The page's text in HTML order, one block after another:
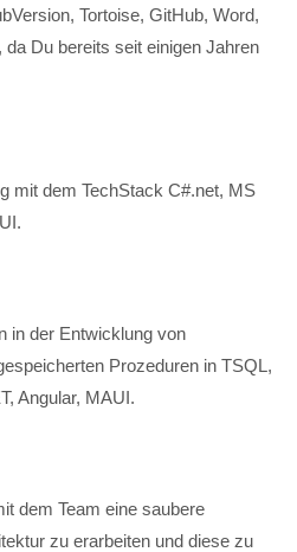
Tortoise, GitHub, Word,
Du bereits seit einigen Jahren
mit dem TechStack C#.net, MS
in der Entwicklung von
Prozeduren in TSQL,
Angular, MAUI.
dem Team eine saubere
zu erarbeiten und diese zu